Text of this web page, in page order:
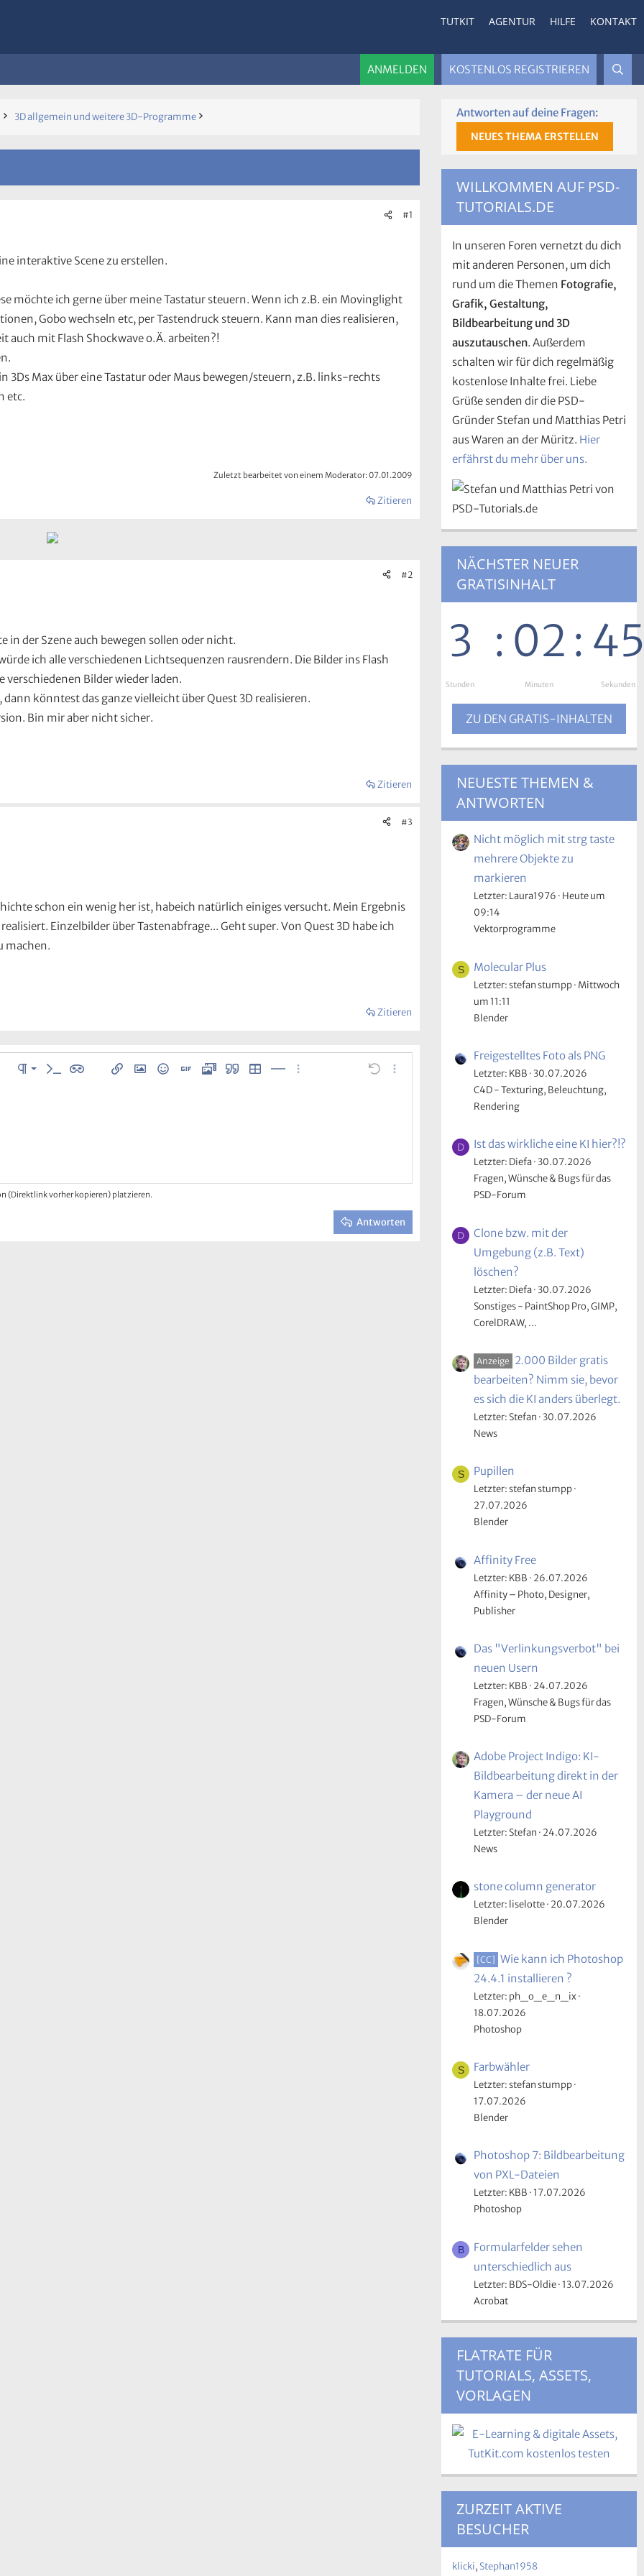
TUTKIT AGENTUR HILFE KONTAKT
ANMELDEN KOSTENLOS REGISTRIEREN
3D allgemein und weitere 3D-Programme
#1
interaktive Scene zu erstellen.
möchte ich gerne über meine Tastatur steuern. Wenn ich z.B. ein Movinglight
Gobo wechseln etc, per Tastendruck steuern. Kann man dies realisieren,
auch mit Flash Shockwave o.Ä. arbeiten?!
3Ds Max über eine Tastatur oder Maus bewegen/steuern, z.B. links-rechts
etc.
Zuletzt bearbeitet von einem Moderator:07.01.2009
Zitieren
#2
in der Szene auch bewegen sollen oder nicht.
ich alle verschiedenen Lichtsequenzen rausrendern. Die Bilder ins Flash
Bilder wieder laden.
könntest das ganze vielleicht über Quest 3D realisieren.
Bin mir aber nicht sicher.
Zitieren
#3
schon ein wenig her ist, habeich natürlich einiges versucht. Mein Ergebnis
Einzelbilder über Tastenabfrage... Geht super. Von Quest 3D habe ich
machen.
Zitieren
Absatzformatierung
NormalInline-Code
Inline-SpoilerLink einfügen
Bild einfügen
SmileysGIF einfügen
MediaZitat Tabelle einfügen
Horizontale Linie einfügen
Weitere… Rückgängig
Weitere…
(Direktlink vorher kopieren) platzieren.
Antworten
Antworten auf deine Fragen:
NEUES THEMA ERSTELLEN
WILLKOMMEN AUF PSD-
TUTORIALS.DE
In unseren Foren vernetzt du dich
mit anderen Personen, um dich
rund um die Themen Fotografie,
Grafik, Gestaltung,
Bildbearbeitung und 3D
auszutauschen. Außerdem
schalten wir für dich regelmäßig
kostenlose Inhalte frei. Liebe
Grüße senden dir die PSD-
Gründer Stefan und Matthias Petri
aus Waren an der Müritz. Hier
erfährst du mehr über uns.
NÄCHSTER NEUER
GRATISINHALT
3
Stunden
: 02
Minuten
:
Sekunden
ZU DEN GRATIS-INHALTEN
NEUESTE THEMEN &
ANTWORTEN
Nicht möglich mit strg taste
mehrere Objekte zu
markieren
Letzter: Laura1976 Heute um
09:14
Vektorprogramme
S Molecular Plus
Letzter: stefan stumpp Mittwoch
um 11:11
Blender
Freigestelltes Foto als PNG
Letzter: KBB 30.07.2026
C4D - Texturing, Beleuchtung,
Rendering
D Ist das wirkliche eine KI hier?!?
Letzter: Diefa 30.07.2026
Fragen, Wünsche & Bugs für das
PSD-Forum
D
Clone bzw. mit der
Umgebung (z.B. Text)
löschen?
Letzter: Diefa 30.07.2026
Sonstiges - PaintShop Pro, GIMP,
CorelDRAW, ...
Anzeige 2.000 Bilder gratis
bearbeiten? Nimm sie, bevor
es sich die KI anders überlegt.
Letzter: Stefan 30.07.2026
News
S Pupillen
Letzter: stefan stumpp
27.07.2026
Blender
Affinity Free
Letzter: KBB 26.07.2026
Affinity – Photo, Designer,
Publisher
Das "Verlinkungsverbot" bei
neuen Usern
Letzter: KBB 24.07.2026
Fragen, Wünsche & Bugs für das
PSD-Forum
Adobe Project Indigo: KI-
Bildbearbeitung direkt in der
Kamera – der neue AI
Playground
Letzter: Stefan 24.07.2026
News
stone column generator
Letzter: liselotte 20.07.2026
Blender
[CC]
Wie kann ich Photoshop
24.4.1 installieren ?
Letzter: ph_o_e_n_ix
18.07.2026
Photoshop
S Farbwähler
Letzter: stefan stumpp
17.07.2026
Blender
Photoshop 7: Bildbearbeitung
von PXL-Dateien
Letzter: KBB 17.07.2026
Photoshop
B
Formularfelder sehen
unterschiedlich aus
Letzter: BDS-Oldie 13.07.2026
Acrobat
FLATRATE FÜR
TUTORIALS, ASSETS,
VORLAGEN
ZURZEIT AKTIVE
BESUCHER
klicki Stephan1958